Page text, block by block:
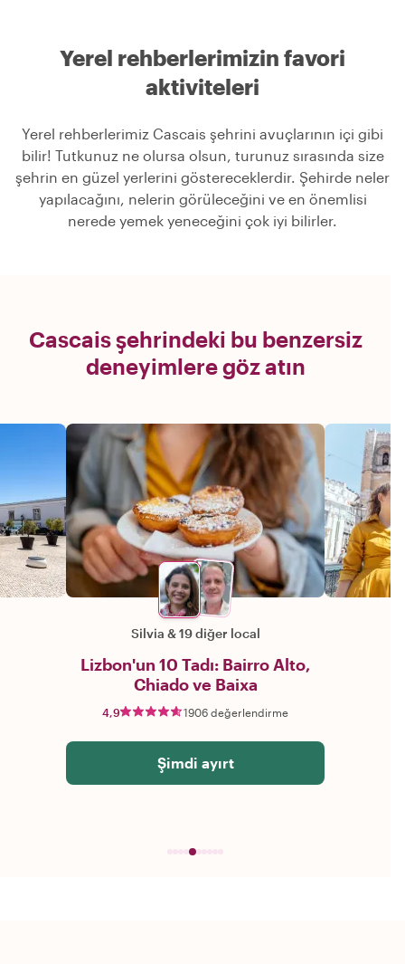
Yerel rehberlerimizin favori
aktiviteleri
Yerel rehberlerimiz Cascais şehrini avuçlarının içi gibi
bilir! Tutkunuz ne olursa olsun, turunuz sırasında size
şehrin en güzel yerlerini göstereceklerdir. Şehirde neler
yapılacağını, nelerin görüleceğini ve en önemlisi
nerede yemek yeneceğini çok iyi bilirler.
Cascais şehrindeki bu benzersiz
deneyimlere göz atın
Silvia &19 diğer local
Lizbon'un 10 Tadı: Bairro Alto,
Chiado ve Baixa
4,9 1906 değerlendirme
Şimdi ayırt